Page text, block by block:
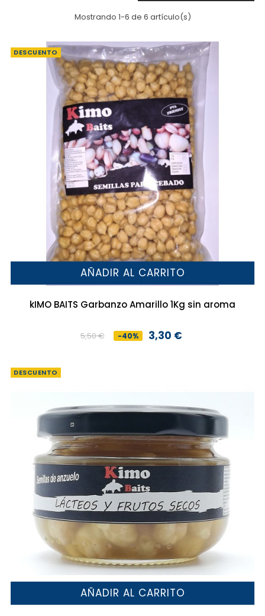
Mostrando 1-6 de 6 artículo(s)
DESCUENTO
AÑADIR AL CARRITO
kIMO BAITS Garbanzo Amarillo 1Kg sin aroma
Precio
5,50 € -40%
Precio3,30 €
DESCUENTO
AÑADIR AL CARRITO